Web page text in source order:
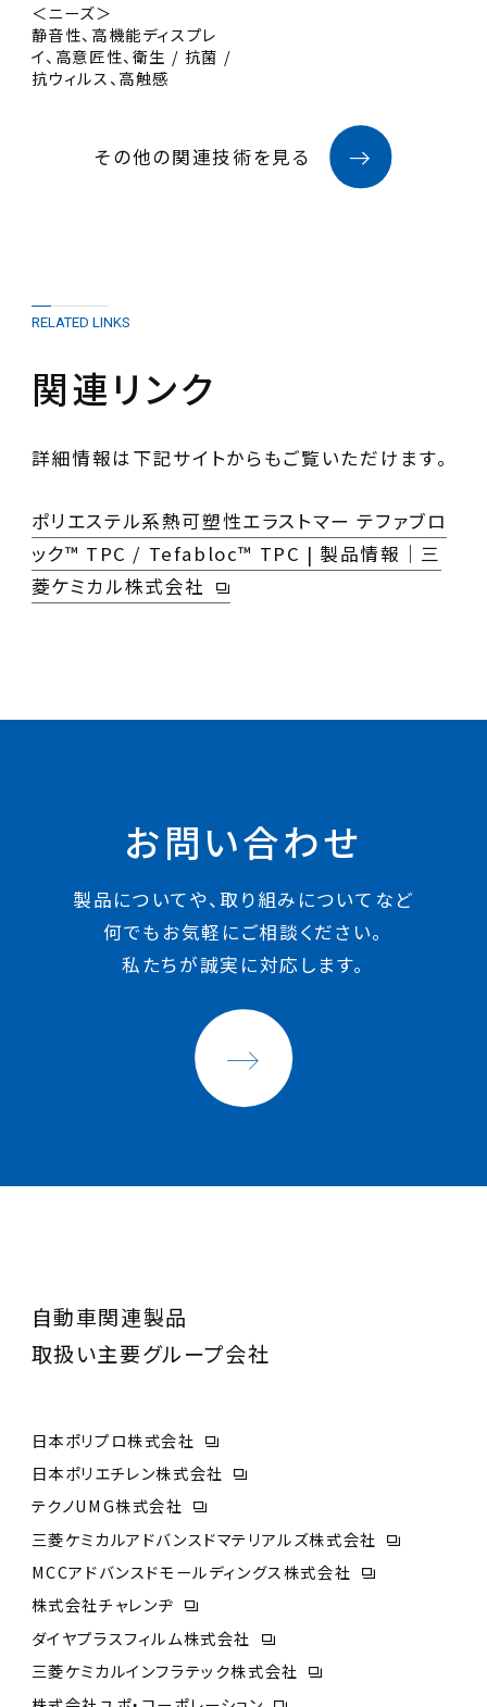
＜ニーズ＞
静音性、高機能ディスプレ
イ、高意匠性、衛生 / 抗菌 /
抗ウィルス、高触感
その他の関連技術を見る
RELATED LINKS
関連リンク
詳細情報は下記サイトからもご覧いただけます。
ポリエステル系熱可塑性エラストマー テファブロ
ック™ TPC / Tefabloc™ TPC | 製品情報｜三
菱ケミカル株式会社
お問い合わせ
製品についてや、取り組みについてなど
何でもお気軽にご相談ください。
私たちが誠実に対応します。
自動車関連製品
取扱い主要グループ会社
日本ポリプロ株式会社
MCCアドバンスドモールディングス株式会社
三菱ケミカルアドバンスドマテリアルズ株式会社
株式会社チャレンヂ
ダイヤプラスフィルム株式会社
三菱ケミカルインフラテック株式会社
テクノUMG株式会社
日本ポリエチレン株式会社